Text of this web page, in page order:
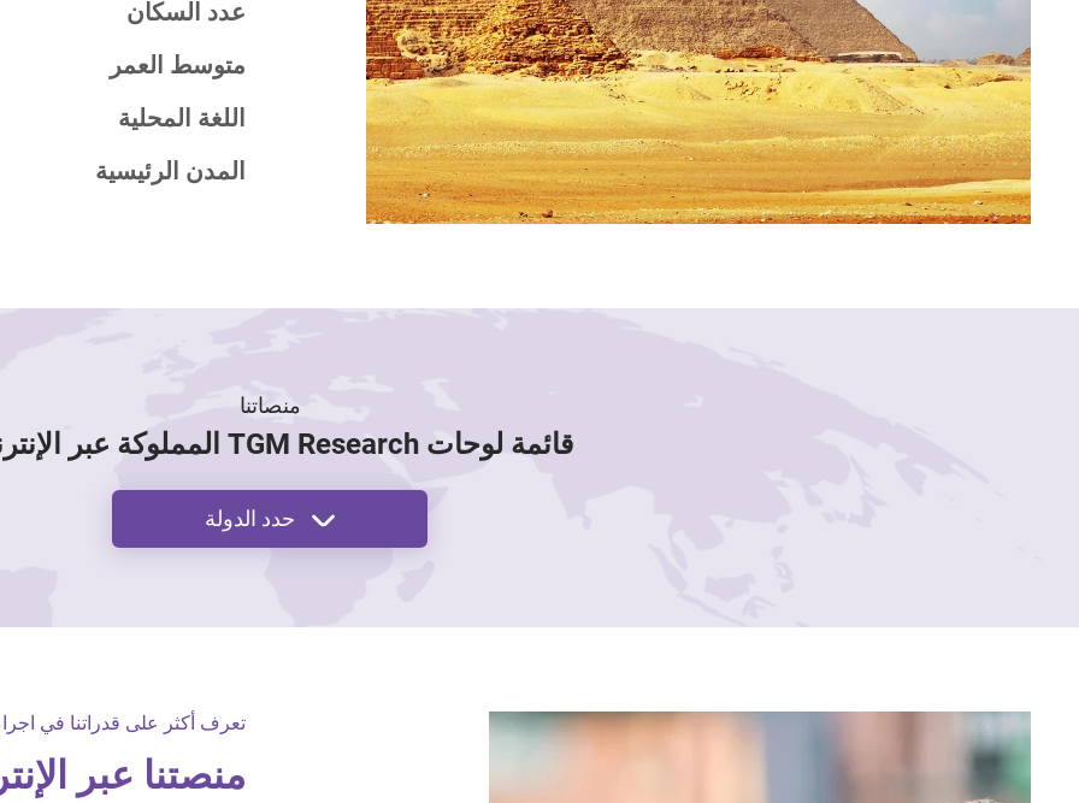
عدد السكان
متوسط العمر
اللغة المحلية
المدن الرئيسية
منصاتنا
قائمة لوحات TGM Research المملوكة عبر الإنترنت
تعرف أكثر على قدراتنا في
منصتنا عبر